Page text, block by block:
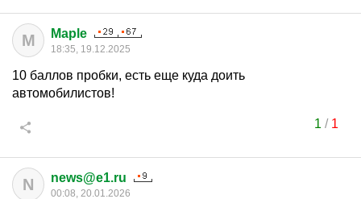
M Maple
18:35, 19.12.2025
10 баллов пробки, есть еще куда доить
автомобилистов!
1 / 1
N news@e1.ru
00:08, 20.01.2026